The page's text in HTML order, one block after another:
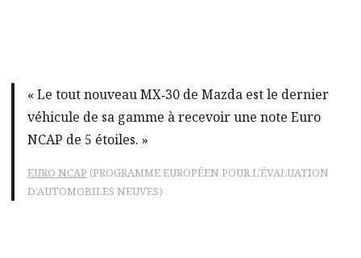
« Le tout nouveau MX‑30 de Mazda est le dernier
véhicule de sa gamme à recevoir une note Euro
NCAP de 5 étoiles. »
EURO NCAP (PROGRAMME EUROPÉEN POUR L’ÉVALUATION
D’AUTOMOBILES NEUVES)